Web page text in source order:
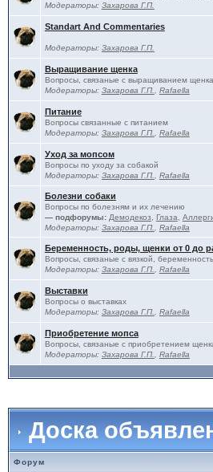
Модераторы: Захарова Г.П.
Standart And Commentaries
Модераторы: Захарова Г.П.
Выращивание щенка
Вопросы, связаные с выращиванием щенка
Модераторы: Захарова Г.П. Rafaella
Питание
Вопросы связанные с питанием
Модераторы: Захарова Г.П. Rafaella
Уход за мопсом
Вопросы по уходу за собакой
Модераторы: Захарова Г.П. Rafaella
Болезни собаки
Вопросы по болезням и их лечению
— подфорумы: Демодекоз Глаза
Модераторы: Захарова Г.П. Rafaella
Беременность, роды, щенки от 0 до
Вопросы, связаные с вязкой,
Модераторы: Захарова Г.П. Rafaella
Выставки
Вопросы о выставках
Модераторы: Захарова Г.П. Rafaella
Приобретение мопса
Вопросы, связаные с приобретением
Модераторы: Захарова Г.П. Rafaella
Доска
Форум